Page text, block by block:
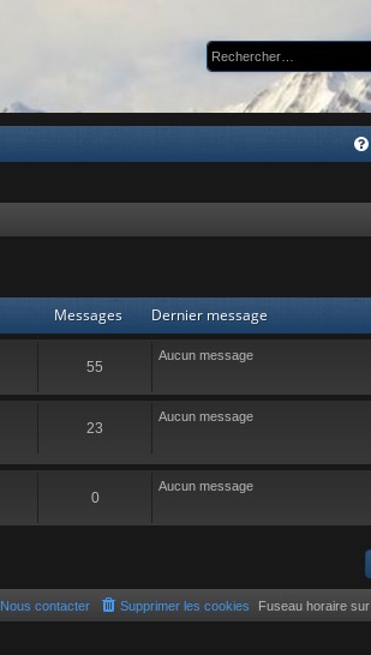
Messages Dernier message
55
Aucun message
23
Aucun message
0
Aucun message
Fuseau horaire sur
Supprimer les cookies
Nous contacter